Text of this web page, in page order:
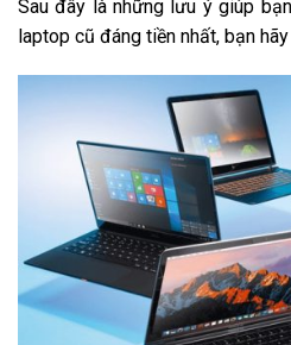
Sau đây là những lưu ý giúp
laptop cũ đáng tiền nhất, bạn